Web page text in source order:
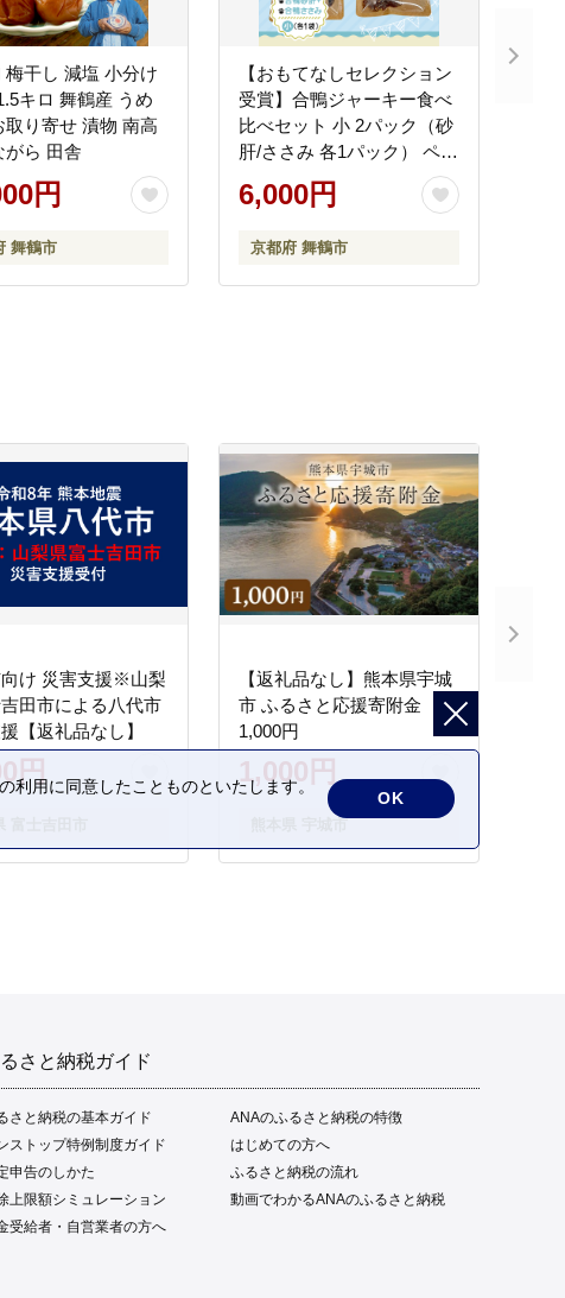
梅干し 減塩 小分け
キロ 舞鶴産 うめ
取り寄せ 漬物 南高
がら 田舎
円
舞鶴市
【おもてなしセレクション
受賞】合鴨ジャーキー食べ
比べセット 小 2パック（砂
肝/ささみ 各1パック） ペッ
トフーディスト監修 個包装
| 犬 おやつ 合鴨 ジャーキー
てなしセレクション受賞 京
都 舞鶴 人と一緒に食べら
6,000円
京都府 舞鶴市
向け 災害支援※山梨
田市による八代市
【返礼品なし】
円
【返礼品なし】熊本県宇城
市 ふるさと応援寄附金
1,000円
1,000円
さと納税ガイド
さと納税の基本ガイド
ANAのふるさと納税の特徴
ストップ特例制度ガイド
はじめての方へ
申告のしかた
ふるさと納税の流れ
上限額シミュレーション
動画でわかるANAのふるさと納税
受給者・自営業者の方へ
利用に同意したことものといたします。
OK